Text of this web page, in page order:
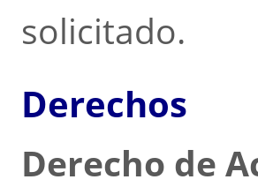
solicitado.
Derechos
Derecho de